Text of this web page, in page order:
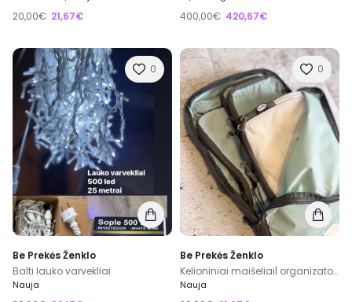
20,00€ 21,67€ 400,00€ 420,67€
0
Be Prekės Ženklo
Balti lauko varvekliai
Nauja
0
Be Prekės Ženklo
Kelioniniai maišeliai| organizatoriai | lagaminui| galima išdidinti su užtrauktukais
Nauja